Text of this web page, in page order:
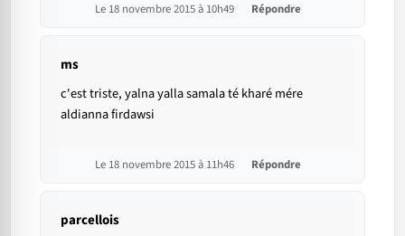
Le 18 novembre 2015 à 10h49 Répondre
ms
c'est triste, yalna yalla samala té kharé mére
aldianna firdawsi
Le 18 novembre 2015 à 11h46 Répondre
parcellois